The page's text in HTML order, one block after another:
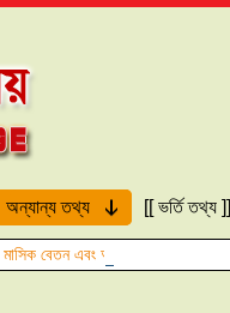
অন্যান্য তথ্য [[ ভর্তি তথ্য ]]
বেতন এবং অন্যান্য খরচের তালিকা